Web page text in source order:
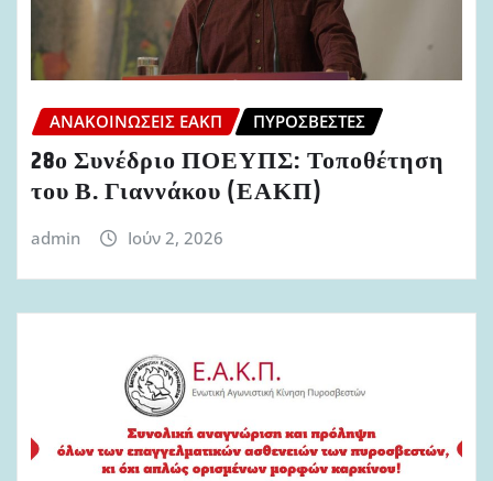
ΑΝΑΚΟΙΝΏΣΕΙΣ ΕΑΚΠ ΠΥΡΟΣΒΈΣΤΕΣ
28ο Συνέδριο ΠΟΕΥΠΣ: Τοποθέτηση
του Β. Γιαννάκου (ΕΑΚΠ)
admin Ιούν 2, 2026